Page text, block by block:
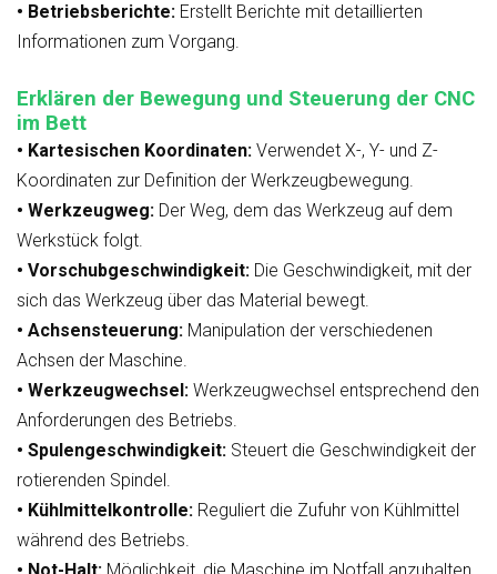
• Betriebsberichte: Erstellt Berichte mit detaillierten
Informationen zum Vorgang.
Erklären der Bewegung und Steuerung der CNC
im Bett
• Kartesischen Koordinaten: Verwendet X-, Y- und Z-
Koordinaten zur Definition der Werkzeugbewegung.
• Werkzeugweg: Der Weg, dem das Werkzeug auf dem
Werkstück folgt.
• Vorschubgeschwindigkeit: Die Geschwindigkeit, mit der
sich das Werkzeug über das Material bewegt.
• Achsensteuerung: Manipulation der verschiedenen
Achsen der Maschine.
• Werkzeugwechsel: Werkzeugwechsel entsprechend den
Anforderungen des Betriebs.
• Spulengeschwindigkeit: Steuert die Geschwindigkeit der
rotierenden Spindel.
• Kühlmittelkontrolle: Reguliert die Zufuhr von Kühlmittel
während des Betriebs.
• Not-Halt: Möglichkeit, die Maschine im Notfall anzuhalten.